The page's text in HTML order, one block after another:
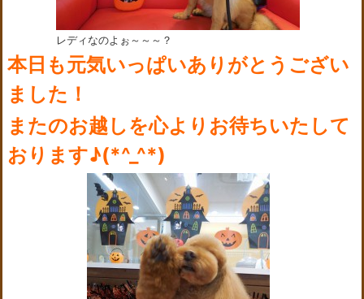
レディなのよぉ～～～？
本日も元気いっぱいありがとうござい
ました！
またのお越しを心よりお待ちいたして
おります♪(*^_^*)